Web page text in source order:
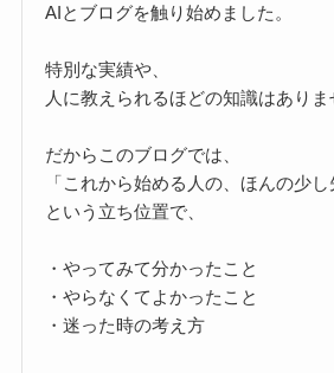
AIとブログを触り始めました。
特別な実績や、
人に教えられるほどの知識はありま
だからこのブログでは、
「これから始める人の、ほんの少し
という立ち位置で、
・やってみて分かったこと
・やらなくてよかったこと
・迷った時の考え方